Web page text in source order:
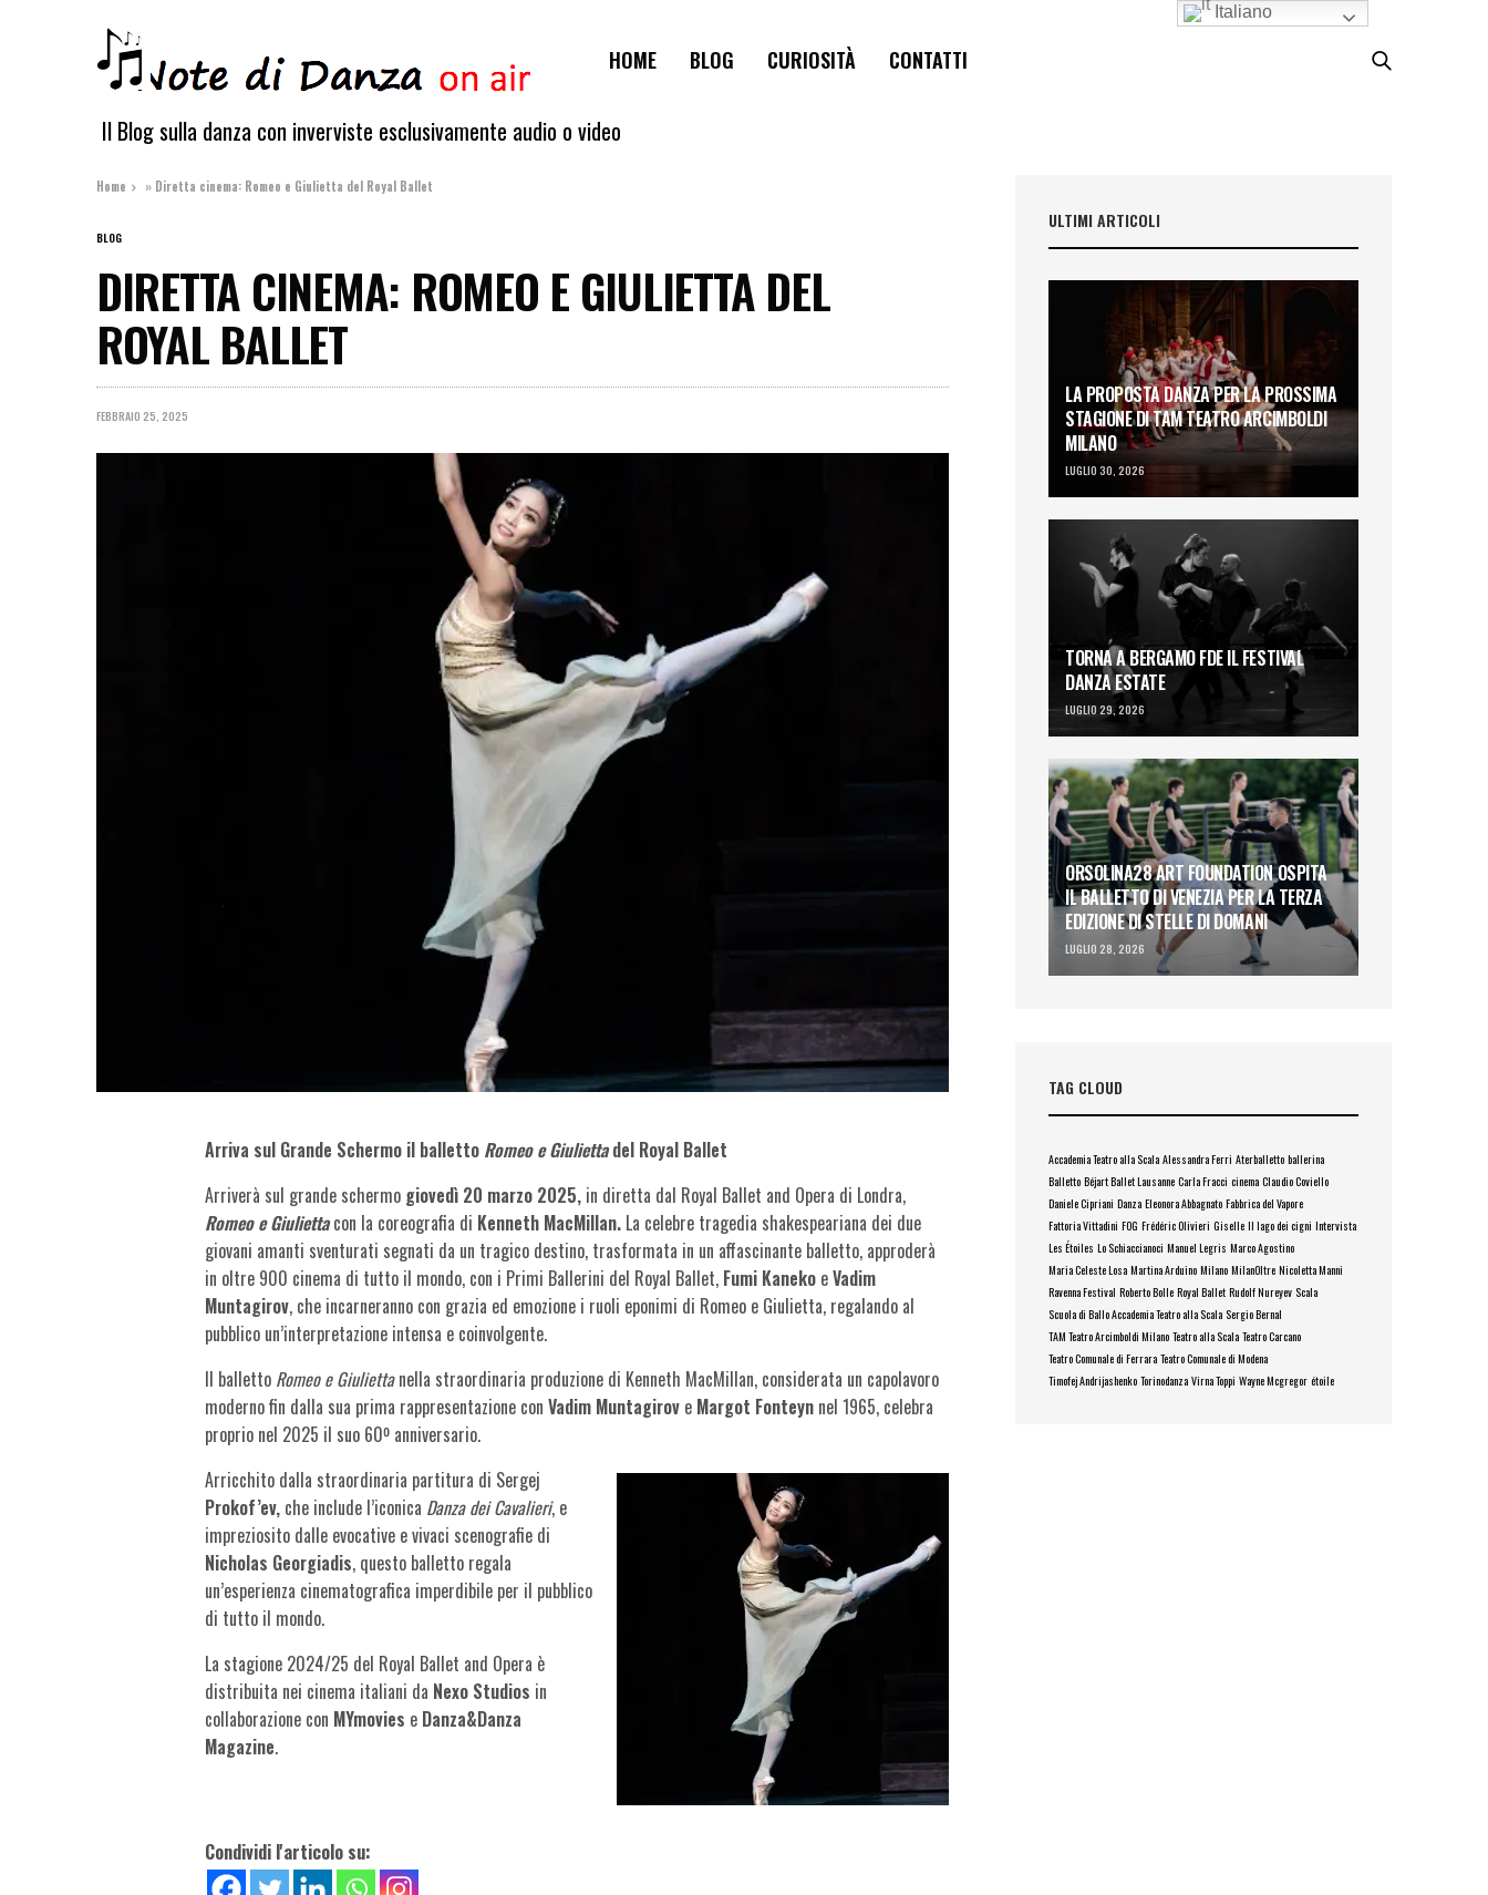
HOME BLOG CURIOSITÀ CONTATTI
Il Blog sulla danza con inverviste esclusivamente audio o video
Home » Diretta cinema: Romeo e Giulietta del Royal Ballet
BLOG
DIRETTA CINEMA: ROMEO E GIULIETTA DEL
ROYAL BALLET
FEBBRAIO 25, 2025
Arriva sul Grande Schermo il balletto Romeo e Giuliettadel Royal Ballet
Arriverà sul grande schermo giovedì 20 marzo 2025, in diretta dal Royal Ballet and Opera di Londra,
Romeo e Giuliettacon la coreografia di Kenneth MacMillan. La celebre tragedia shakespeariana dei due
giovani amanti sventurati segnati da un tragico destino, trasformata in un affascinante balletto, approderà
in oltre 900 cinema di tutto il mondo, con i Primi Ballerini del Royal Ballet, Fumi Kaneko eVadim
Muntagirov, che incarneranno con grazia ed emozione i ruoli eponimi di Romeo e Giulietta, regalando al
pubblico un’interpretazione intensa e coinvolgente.
Il balletto Romeo e Giuliettanella straordinaria produzione di Kenneth MacMillan, considerata un capolavoro
moderno fin dalla sua prima rappresentazione conVadim Muntagirov e Margot Fonteyn nel 1965, celebra
proprio nel 2025 il suo 60º anniversario.
Arricchito dalla straordinaria partitura di Sergej
Prokof’ev, che include l’iconica Danza dei Cavalieri, e
impreziosito dalle evocative e vivaci scenografie di
Nicholas Georgiadis, questo balletto regala
un’esperienza cinematografica imperdibile per il pubblico
di tutto il mondo.
La stagione 2024/25 del Royal Ballet and Opera è
distribuita nei cinema italiani da Nexo Studios in
collaborazione con MYmovies e Danza&Danza
Magazine.
Condividi l'articolo su:
ULTIMI ARTICOLI
LA PROPOSTA DANZA PER LA PROSSIMA
STAGIONE DI TAM TEATRO ARCIMBOLDI
MILANO
LUGLIO 30, 2026
TORNA A BERGAMO FDE IL FESTIVAL
DANZA ESTATE
LUGLIO 29, 2026
ORSOLINA28 ART FOUNDATION OSPITA
IL BALLETTO DI VENEZIA PER LA TERZA
EDIZIONE DI STELLE DI DOMANI
LUGLIO 28, 2026
TAG CLOUD
Accademia Teatro alla Scala Alessandra Ferri Aterballetto ballerina
Balletto Béjart Ballet Lausanne Carla Fracci cinema Claudio Coviello
Daniele Cipriani Danza Eleonora Abbagnato Fabbrica del Vapore
Fattoria Vittadini FOG Frédéric Olivieri Giselle Il lago dei cigni Intervista
Les Étoiles Lo Schiaccianoci Manuel Legris Marco Agostino
Maria Celeste Losa Martina Arduino Milano MilanOltre Nicoletta Manni
Ravenna Festival Roberto Bolle Royal Ballet Rudolf Nureyev Scala
Scuola di Ballo Accademia Teatro alla Scala Sergio Bernal
TAM Teatro Arcimboldi Milano Teatro alla Scala Teatro Carcano
Teatro Comunale di Ferrara Teatro Comunale di Modena
Timofej Andrijashenko Torinodanza Virna Toppi Wayne Mcgregor étoile
Italiano